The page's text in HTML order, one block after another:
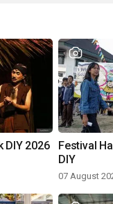
DIY 2026
Festival
DIY
07 August